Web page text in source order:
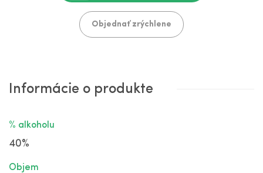
Objednať zrýchlene
Informácie o produkte
% alkoholu
40%
Objem